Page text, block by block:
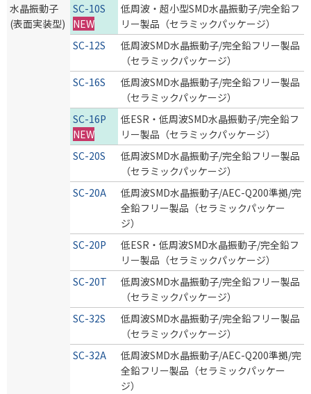
水晶振動子
(表面実装型)
SC-10S
NEW
低周波・超小型SMD水晶振動子/完全鉛フ
リー製品（セラミックパッケージ）
SC-12S
低周波SMD水晶振動子/完全鉛フリー製品
（セラミックパッケージ）
SC-16S
低周波SMD水晶振動子/完全鉛フリー製品
（セラミックパッケージ）
SC-16P
NEW
低ESR・低周波SMD水晶振動子/完全鉛フ
リー製品（セラミックパッケージ）
SC-20S
低周波SMD水晶振動子/完全鉛フリー製品
（セラミックパッケージ）
SC-20A
低周波SMD水晶振動子/AEC-Q200準拠/完
全鉛フリー製品（セラミックパッケー
ジ）
SC-20P
低ESR・低周波SMD水晶振動子/完全鉛フ
リー製品（セラミックパッケージ）
SC-20T
低周波SMD水晶振動子/完全鉛フリー製品
（セラミックパッケージ）
SC-32S
低周波SMD水晶振動子/完全鉛フリー製品
（セラミックパッケージ）
SC-32A
低周波SMD水晶振動子/AEC-Q200準拠/完
全鉛フリー製品（セラミックパッケー
ジ）